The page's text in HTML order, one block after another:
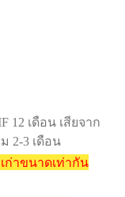
12 เดือน เสียจาก
2-3 เดือน
ก่าขนาดเท่ากัน